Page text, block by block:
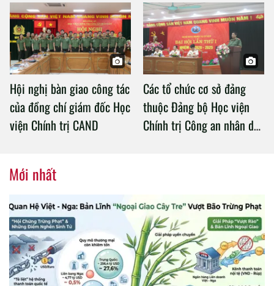
Chính trị Công an nhân dân
Hội nghị bàn giao công tác
của đồng chí giám đốc Học
viện Chính trị CAND
Các tổ chức cơ sở đảng
thuộc Đảng bộ Học viện
Chính trị Công an nhân dân
Mới nhất